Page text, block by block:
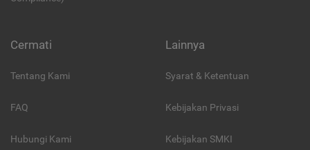
Cermati
Tentang Kami
FAQ
Hubungi Kami
Lainnya
Syarat & Ketentuan
Kebijakan Privasi
Kebijakan SMKI